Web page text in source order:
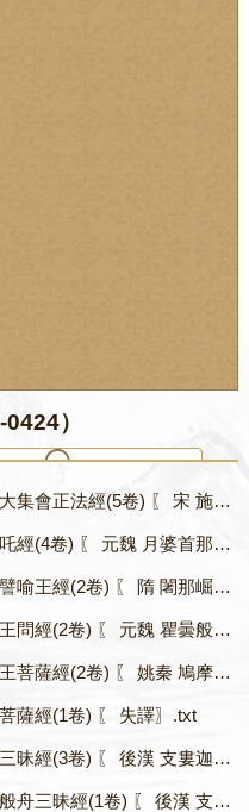
）
集部 [第13卷]（0397-0424）
第0424部大正藏第13册P0976 佛說大集會正法經(5卷) 〖 宋 施護譯〗.txt
第0423部大正藏第13册P0959 僧伽吒經(4卷) 〖 元魏 月婆首那譯〗.txt
第0422部大正藏第13册P0948 大集譬喻王經(2卷) 〖 隋 闍那崛多譯〗.txt
第0421部大正藏第13册P0935 奮迅王問經(2卷) 〖 元魏 瞿曇般若流支譯〗.txt
第0420部大正藏第13册P0924 自在王菩薩經(2卷) 〖 姚秦 鳩摩羅什譯〗.txt
薩經(1卷) 〖 失譯〗.txt
第0418部大正藏第13册P0902 般舟三昧經(3卷) 〖 後漢 支婁迦讖譯〗.txt
第0417部大正藏第13册P0897 佛說般舟三昧經(1卷) 〖 後漢 支婁迦讖譯〗.txt